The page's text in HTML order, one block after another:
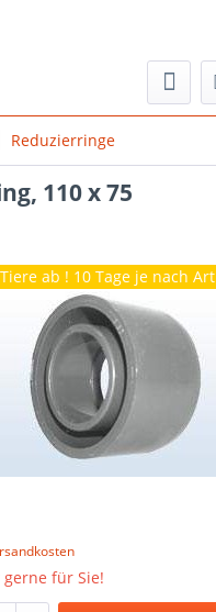
Reduzierringe
110 x 75
ab ! 10 Tage je nach Art
für Sie!